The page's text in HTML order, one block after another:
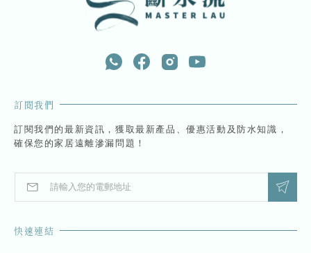
訂閱我們
訂閱我們的最新資訊，獲取最新產品、優惠活動及防水知識，
確保您的家居遠離滲漏問題！
a
l
a
l快速連結